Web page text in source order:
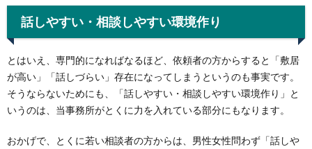
話しやすい・相談しやすい環境作り
とはいえ、専門的になればなるほど、依頼者の方からすると「敷居
が高い」「話しづらい」存在になってしまうというのも事実です。
そうならないためにも、「話しやすい・相談しやすい環境作り」と
いうのは、当事務所がとくに力を入れている部分にもなります。
おかげで、とくに若い相談者の方からは、男性女性問わず「話しや